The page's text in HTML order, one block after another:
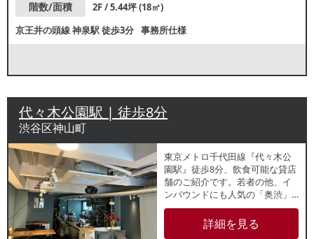
階数/面積
2F / 5.44坪 (18㎡)
京王井の頭線神泉駅徒歩3分 事務所仕様
代々木公園駅 | 徒歩8分
渋谷区神山町
東京メトロ千代田線『代々木公
園駅』徒歩8分、飲食可能な貸店
舗のご紹介です。若者の他、イ
ンバウンドにも人気の「奥渋」
エリアのビル3階と屋上区画！周
辺には新旧様々な店舗が立ち並
んでおり、前面の通りは昼夜問
詳細を見る